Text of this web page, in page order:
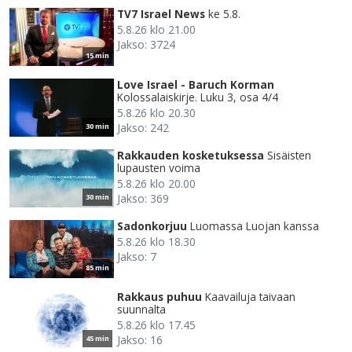
15 min
TV7 Israel News ke 5.8.
5.8.26 klo 21.00
Jakso: 3724
30 min
Love Israel - Baruch Korman
Kolossalaiskirje. Luku 3, osa 4/4
5.8.26 klo 20.30
Jakso: 242
30 min
Rakkauden kosketuksessa Sisäisten
lupausten voima
5.8.26 klo 20.00
Jakso: 369
85 min
Sadonkorjuu Luomassa Luojan kanssa
5.8.26 klo 18.30
Jakso: 7
45 min
Rakkaus puhuu Kaavailuja taivaan
suunnalta
5.8.26 klo 17.45
Jakso: 16